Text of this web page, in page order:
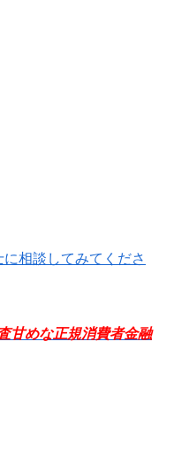
相談してみてくださ
甘めな正規消費者金融